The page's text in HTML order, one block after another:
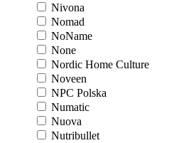
Nivona
Nomad
NoName
None
Nordic Home Culture
Noveen
NPC Polska
Numatic
Nuova
Nutribullet